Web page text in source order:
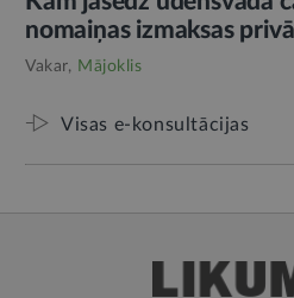
nomaiņas izmaksas
Vakar, Mājoklis
Visas e-konsultācijas